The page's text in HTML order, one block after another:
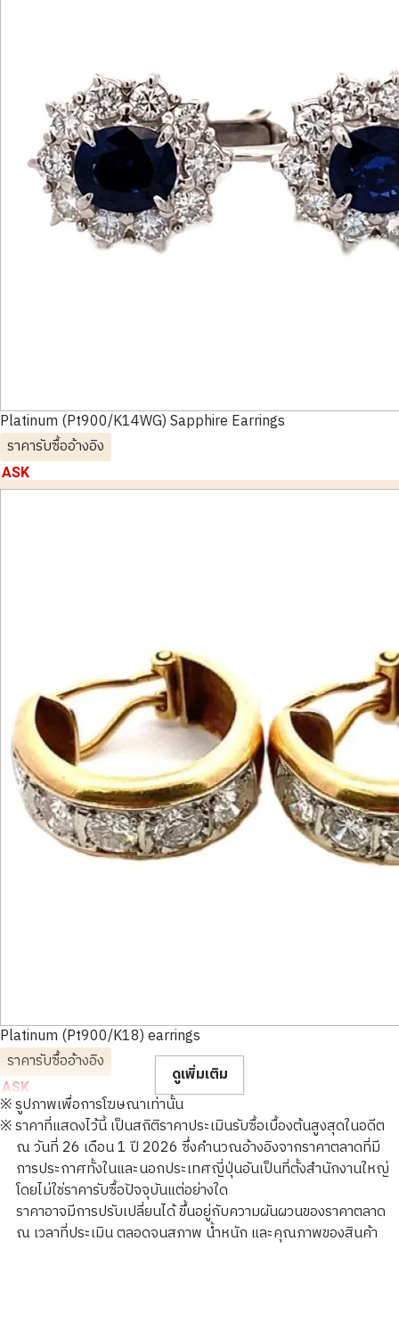
Platinum (Pt900/K14WG) Sapphire Earrings
ราคารับซื้ออ้างอิง
ASK
Platinum (Pt900/K18) earrings
ราคารับซื้ออ้างอิง
ASK
ดูเพิ่มเติม
※ รูปภาพเพื่อการโฆษณาเท่านั้น
※ ราคาที่แสดงไว้นี้ เป็นสถิติราคาประเมินรับซื้อเบื้องต้นสูงสุดในอดีต
ณ วันที่ 26 เดือน 1 ปี 2026 ซึ่งคำนวณอ้างอิงจากราคาตลาดที่มี
การประกาศทั้งในและนอกประเทศญี่ปุ่นอันเป็นที่ตั้งสำนักงานใหญ่
โดยไม่ใช่ราคารับซื้อปัจจุบันแต่อย่างใด
ราคาอาจมีการปรับเปลี่ยนได้ ขึ้นอยู่กับความผันผวนของราคาตลาด
ณ เวลาที่ประเมิน ตลอดจนสภาพ น้ำหนัก และคุณภาพของสินค้า